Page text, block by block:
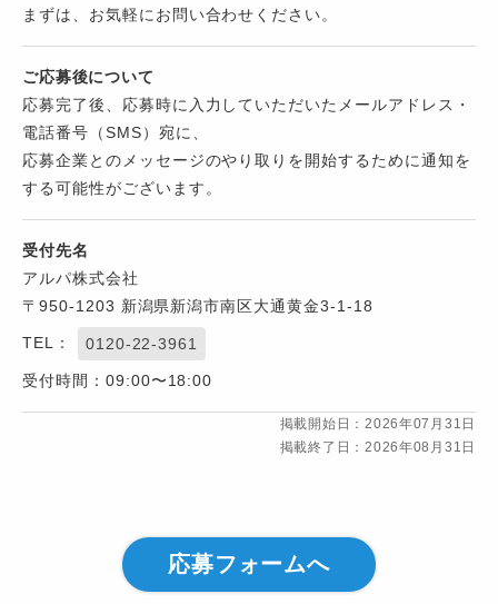
まずは、お気軽にお問い合わせください。
ご応募後について
応募完了後、応募時に入力していただいたメールアドレス・
電話番号（SMS）宛に、
応募企業とのメッセージのやり取りを開始するために通知を
する可能性がございます。
受付先名
アルパ株式会社
〒950-1203 新潟県新潟市南区大通黄金3-1-18
TEL： 0120-22-3961
受付時間：09:00〜18:00
掲載開始日：2026年07月31日
掲載終了日：2026年08月31日
応募フォームへ